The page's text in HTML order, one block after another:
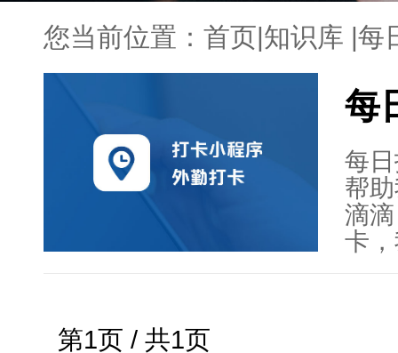
您当前位置： 首页|知识库 |每
每
每
帮
滴
卡
第1页 / 共1页